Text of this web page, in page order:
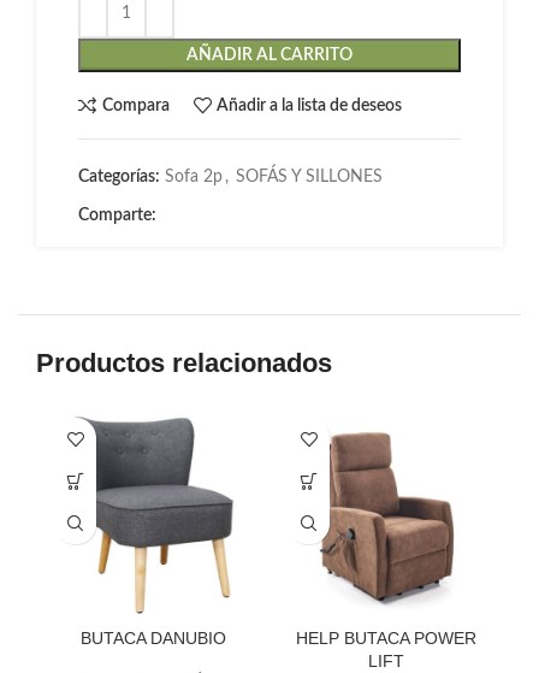
AÑADIR AL CARRITO
Compara Añadir a la lista de deseos
Categorías: Sofa 2p , SOFÁS Y SILLONES
Comparte:
Productos relacionados
BUTACA DANUBIO
HELP BUTACA POWER
LIFT